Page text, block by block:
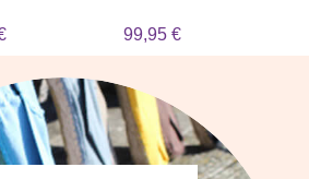
99,95 €